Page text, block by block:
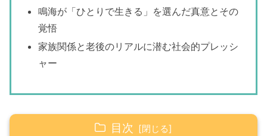
鳴海が「ひとりで生きる」を選んだ真意とその
覚悟
家族関係と老後のリアルに潜む社会的プレッシ
ャー
目次